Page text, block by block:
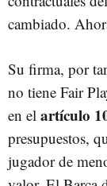
cambiado.
Su firma, por
no tiene Fair
en el artículo
presupuestos,
jugador de